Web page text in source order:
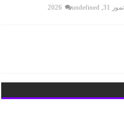
تموز 31, 2026 undefined